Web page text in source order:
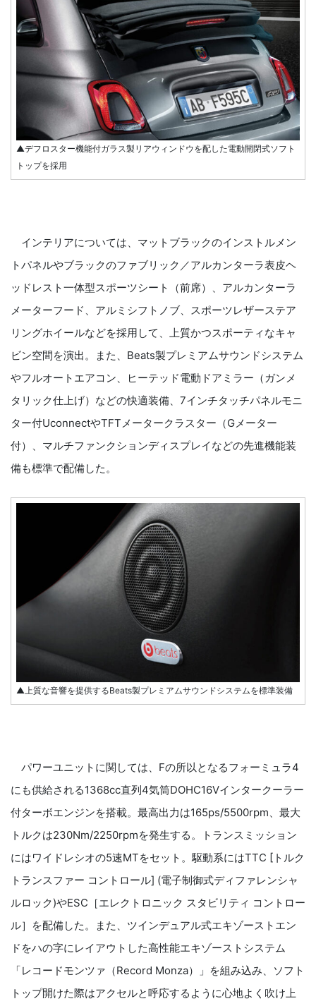
▲デフロスター機能付ガラス製リアウィンドウを配した電動開閉式ソフト
トップを採用
インテリアについては、マットブラックのインストルメン
トパネルやブラックのファブリック／アルカンターラ表皮ヘ
ッドレスト一体型スポーツシート（前席）、アルカンターラ
メーターフード、アルミシフトノブ、スポーツレザーステア
リングホイールなどを採用して、上質かつスポーティなキャ
ビン空間を演出。また、Beats製プレミアムサウンドシステム
やフルオートエアコン、ヒーテッド電動ドアミラー（ガンメ
タリック仕上げ）などの快適装備、7インチタッチパネルモニ
ター付UconnectやTFTメータークラスター（Gメーター
付）、マルチファンクションディスプレイなどの先進機能装
備も標準で配備した。
▲上質な音響を提供するBeats製プレミアムサウンドシステムを標準装備
パワーユニットに関しては、Fの所以となるフォーミュラ4
にも供給される1368cc直列4気筒DOHC16Vインタークーラー
付ターボエンジンを搭載。最高出力は165ps/5500rpm、最大
トルクは230Nm/2250rpmを発生する。トランスミッション
にはワイドレシオの5速MTをセット。駆動系にはTTC [トルク
トランスファー コントロール] (電子制御式ディファレンシャ
ルロック)やESC［エレクトロニック スタビリティ コントロー
ル］を配備した。また、ツインデュアル式エキゾーストエン
ドをハの字にレイアウトした高性能エキゾーストシステム
「レコードモンツァ（Record Monza）」を組み込み、ソフト
トップ開けた際はアクセルと呼応するように心地よく吹け上